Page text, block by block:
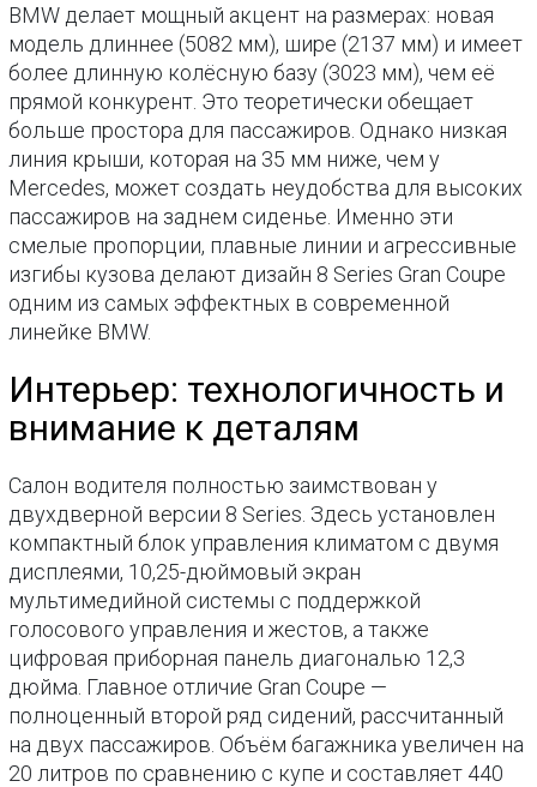
BMW делает мощный акцент на размерах: новая
модель длиннее (5082 мм), шире (2137 мм) и имеет
более длинную колёсную базу (3023 мм), чем её
прямой конкурент. Это теоретически обещает
больше простора для пассажиров. Однако низкая
линия крыши, которая на 35 мм ниже, чем у
Mercedes, может создать неудобства для высоких
пассажиров на заднем сиденье. Именно эти
смелые пропорции, плавные линии и агрессивные
изгибы кузова делают дизайн 8 Series Gran Coupe
одним из самых эффектных в современной
линейке BMW.
Интерьер: технологичность и
внимание к деталям
Салон водителя полностью заимствован у
двухдверной версии 8 Series. Здесь установлен
компактный блок управления климатом с двумя
дисплеями, 10,25-дюймовый экран
мультимедийной системы с поддержкой
голосового управления и жестов, а также
цифровая приборная панель диагональю 12,3
дюйма. Главное отличие Gran Coupe —
полноценный второй ряд сидений, рассчитанный
на двух пассажиров. Объём багажника увеличен на
20 литров по сравнению с купе и составляет 440